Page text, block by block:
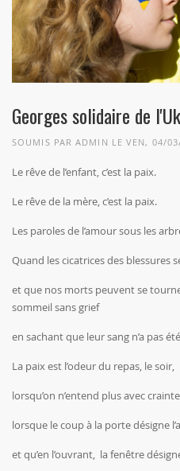
Georges solidaire de
SOUMIS PARADMIN LE VEN, 04/
Le rêve de l’enfant, c’est la paix.
Le rêve de la mère, c’est la paix.
Les paroles de l’amour sous les
Quand les cicatrices des blessures
et que nos morts peuvent se
sommeil sans grief
en sachant que leur sang n’a pas
La paix est l’odeur du repas, le soir,
lorsqu’on n’entend plus avec
lorsque le coup à la porte désigne
et qu’en l’ouvrant, la fenêtre